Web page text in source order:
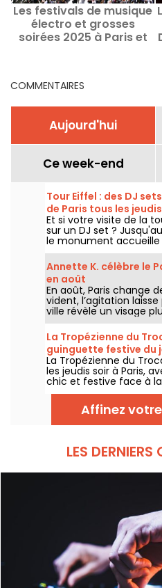
Les festivals de musique
électro et grosses
soirées 2025 à Paris et
COMMENTAIRES
Aujourd'hui
Ce week-end
Tour Eiffel : des DJ
de Paris tous les
septembre
Et si votre visite de la
sur un DJ set ?
le monument accueille
Tower avec Agoria et
scène électro, chaque
étage.
Annette K. célèbre le
en août
En août, Paris change
vident, l’agitation
ville révèle un visage
Annette K., on profite
unique pour prolonger
les pieds presque dans
à la rentrée.
La Tropézienne du
guinguette festive du
La Tropézienne du
les jeudis soir à Paris,
chic et festive face à la
Affinez
LES